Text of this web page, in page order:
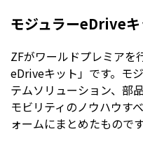
モジュラーeDriveキ
ZFがワールドプレミアを
eDriveキット」です。モ
テムソリューション、部
モビリティのノウハウす
ォームにまとめたものです